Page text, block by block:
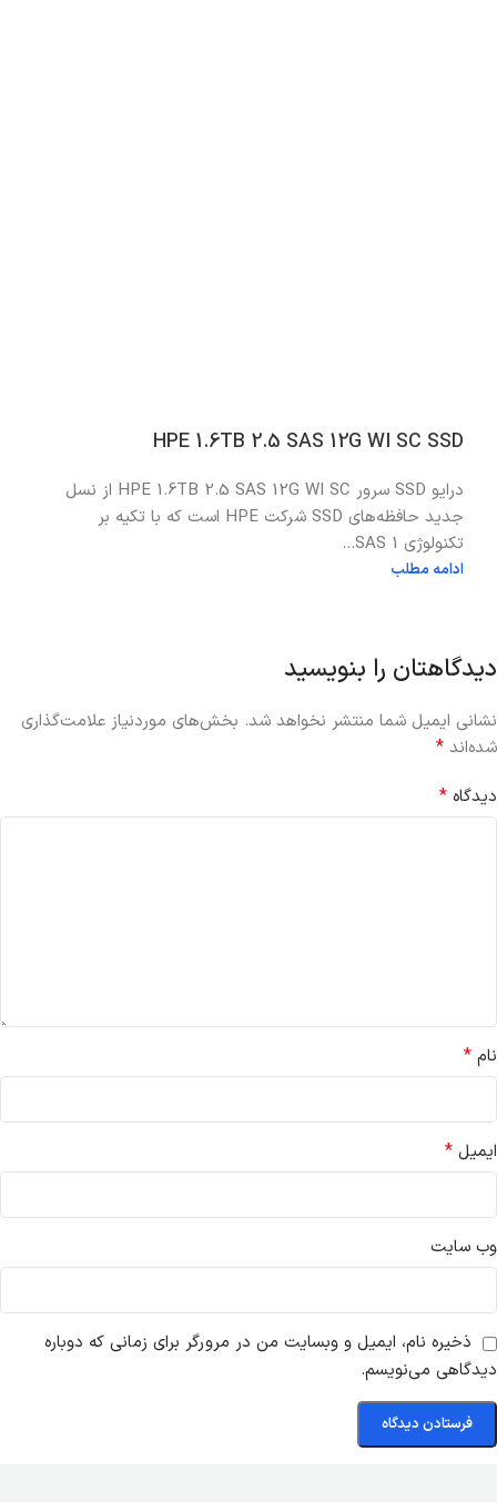
HPE 1.6TB 2.5 SAS 12G WI SC SSD
درایو SSD سرور HPE 1.6TB 2.5 SAS 12G WI SC از نسل
جدید حافظه‌های SSD شرکت HPE است که با تکیه بر
تکنولوژی SAS 1...
ادامه مطلب
دیدگاهتان را بنویسید
نشانی ایمیل شما منتشر نخواهد شد. بخش‌های موردنیاز علامت‌گذاری
شده‌اند *
دیدگاه *
نام *
ایمیل *
وب‌ سایت
ذخیره نام، ایمیل و وبسایت من در مرورگر برای زمانی که دوباره
دیدگاهی می‌نویسم.